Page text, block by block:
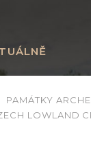
PAMÁTKY
LOWLAND